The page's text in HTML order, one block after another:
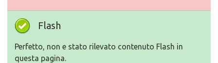
Flash
Perfetto, non e stato rilevato contenuto Flash in
questa pagina.